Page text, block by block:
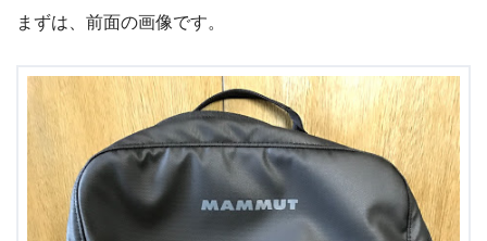
まずは、前面の画像です。